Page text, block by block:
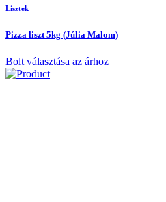
Lisztek
Pizza liszt 5kg (Júlia Malom)
Bolt választása az árhoz